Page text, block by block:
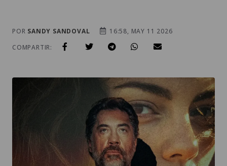
POR SANDY SANDOVAL
16:58, MAY 11 2026
COMPARTIR: